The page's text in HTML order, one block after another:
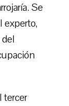
Se
experto,
tercer